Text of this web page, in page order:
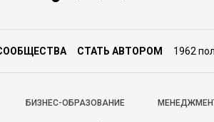
СТАТЬ АВТОРОМ 1962
БИЗНЕС-ОБРАЗОВАНИЕ